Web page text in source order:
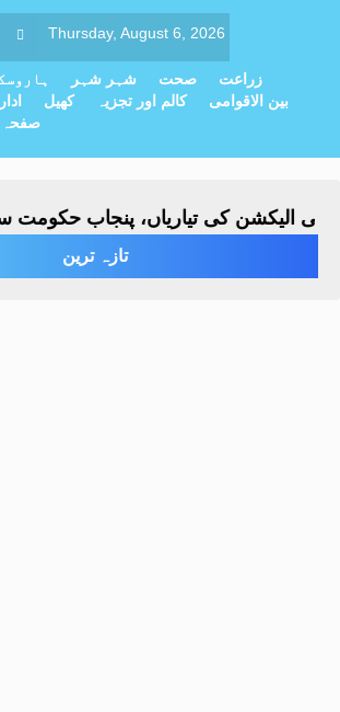
Thursday, August 6, 2026
شہر شہر صحت
زراعت
کھیل کالم اور تجزیہ
بین الاقوامی
صفحہ
کی تیاریاں، پنجاب حکومت سے 12.5 ارب روپے کے فنڈز طلب
تازہ ترین